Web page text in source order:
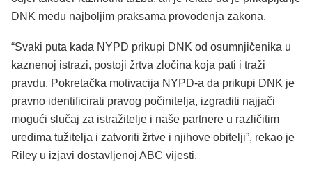
DNK među najboljim praksama provođenja zakona.
“Svaki puta kada NYPD prikupi DNK od osumnjičenika u
kaznenoj istrazi, postoji žrtva zločina koja pati i traži
pravdu. Pokretačka motivacija NYPD-a da prikupi DNK je
pravno identificirati pravog počinitelja, izgraditi najjači
mogući slučaj za istražitelje i naše partnere u različitim
uredima tužitelja i zatvoriti žrtve i njihove obitelji”, rekao je
Riley u izjavi dostavljenoj ABC vijesti.